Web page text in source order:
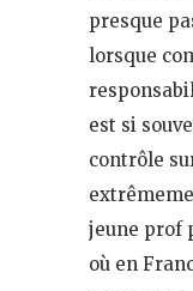
presque
lorsque
est si
contrôle
jeune prof
où en